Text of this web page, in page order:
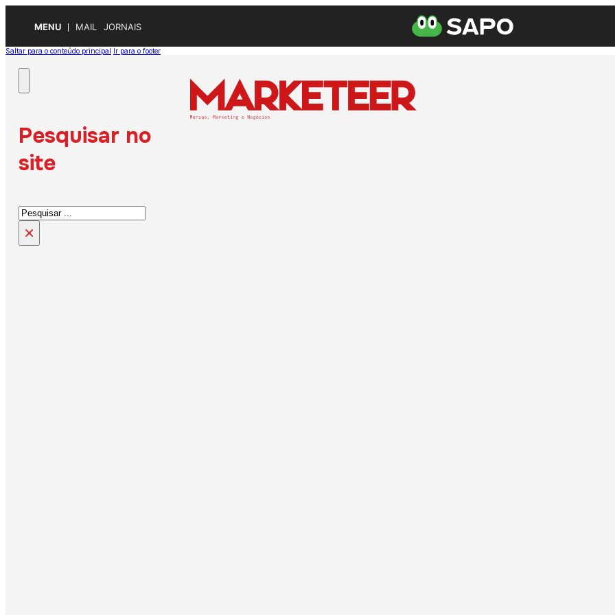
MENU MAIL JORNAIS
Saltar para o conteúdo principal Ir para o footer
Pesquisar no
site
Pesquisar
×